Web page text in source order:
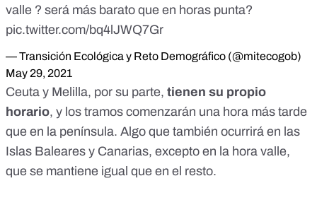
valle ? será más barato que en horas punta?
pic.twitter.com/bq4lJWQ7Gr
— Transición Ecológica y Reto Demográfico (@mitecogob)
May 29, 2021
Ceuta y Melilla, por su parte, tienen su propio
horario, y los tramos comenzarán una hora más tarde
que en la península. Algo que también ocurrirá en las
Islas Baleares y Canarias, excepto en la hora valle,
que se mantiene igual que en el resto.